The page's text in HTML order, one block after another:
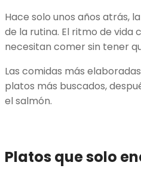
Hace solo unos años atrás,
de la rutina. El ritmo de vida
necesitan comer sin tener
Las comidas más
platos más buscados,
el salmón.
Platos que solo